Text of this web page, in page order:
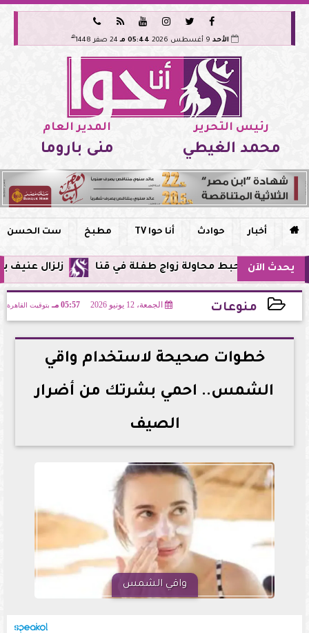






الأحد 05:44 مـ 24 صفر 1448 هـ
رئيس التحرير
محمد الغيطي
المدير العام
منى باروما
 أخبار حوادث أنا حوا TV مطبخ ست الحسن
يحدث الآن زلزال عنيف بقوة 7 درجات يضرب سواحل الفلبين وحزام النار يهتز من جديد يحبط محاولة زواج طفلة في قنا
منوعات الجمعة، 12 يونيو 2026 05:57 مـ بتوقيت القاهرة
2026-06-12 17:57:27
خطوات صحيحة لاستخدام واقي
الشمس.. احمي بشرتك من أضرار
الصيف
واقي الشمس